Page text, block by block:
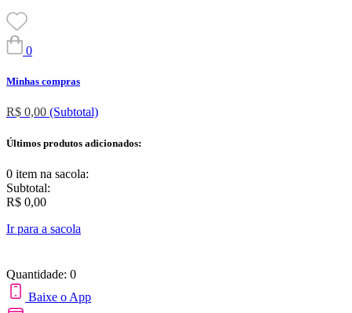
0
Minhas compras
R$ 0,00 (Subtotal)
Últimos produtos adicionados:
0 item na sacola:
Subtotal:
R$ 0,00
Ir para a sacola
Quantidade: 0
Baixe o App